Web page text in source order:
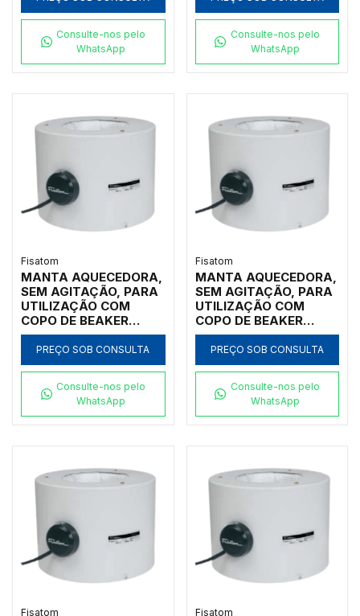
ELETRÔNICO
INCORPORADO PARA
TEMPERATURAS ATÉ
300ºC, CLASSE 300,
Consulte-nos pelo
WhatsApp
REGULADOR
POTÊNCIA ATÉ 300ºC,
CLASSE 300, 220V -
MODELO 006472
Consulte-nos pelo
WhatsApp
Fisatom
MANTA AQUECEDORA,
SEM AGITAÇÃO, PARA
UTILIZAÇÃO COM
COPO DE BEAKER
FORMA BAIXA DE
3.000ML, COM
REGULADOR
POTÊNCIA ATÉ 300ºC,
CLASSE 300, 220V -
MODELO 003072
PREÇO SOB CONSULTA
Consulte-nos pelo
WhatsApp
Fisatom
MANTA AQUECEDORA,
SEM AGITAÇÃO, PARA
UTILIZAÇÃO COM
COPO DE BEAKER
FORMA BAIXA DE
2.000ML, COM
REGULADOR
POTÊNCIA ATÉ 300ºC,
CLASSE 300, 220V -
MODELO 002072
PREÇO SOB CONSULTA
Consulte-nos pelo
WhatsApp
Fisatom Fisatom